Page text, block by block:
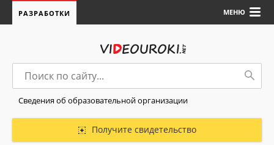
МЕНЮ
РАЗРАБОТКИ
Сведения об образовательной организации
Получите свидетельство